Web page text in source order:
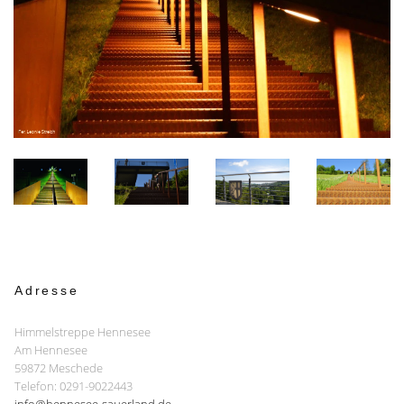
Adresse
Himmelstreppe Hennesee
Am Hennesee
59872 Meschede
Telefon: 0291-9022443